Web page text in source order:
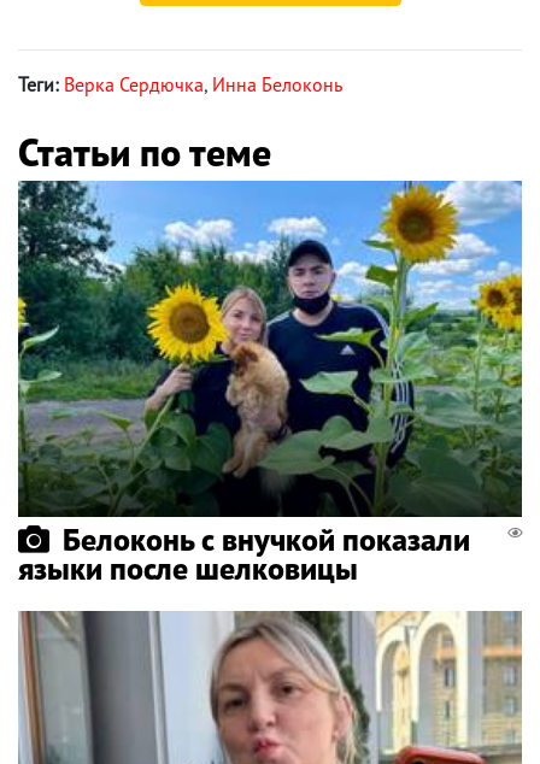
Теги: Верка Сердючка, Инна Белоконь
Статьи по теме
Белоконь с внучкой показали
языки после шелковицы